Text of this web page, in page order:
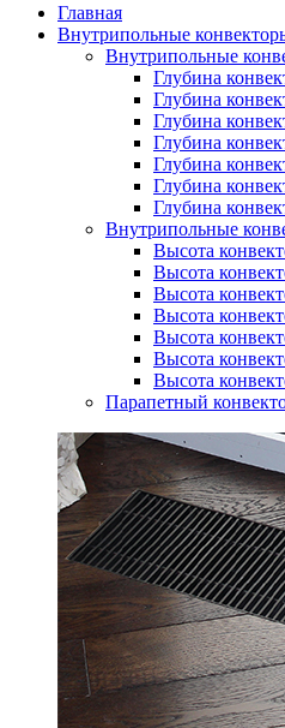
Главная
Внутрипольные
Внутрипольные
Глубина
Глубина
Глубина
Глубина
Глубина
Глубина
Глубина
Внутрипольные
Высота
Высота
Высота
Высота
Высота
Высота
Высота
Парапетный